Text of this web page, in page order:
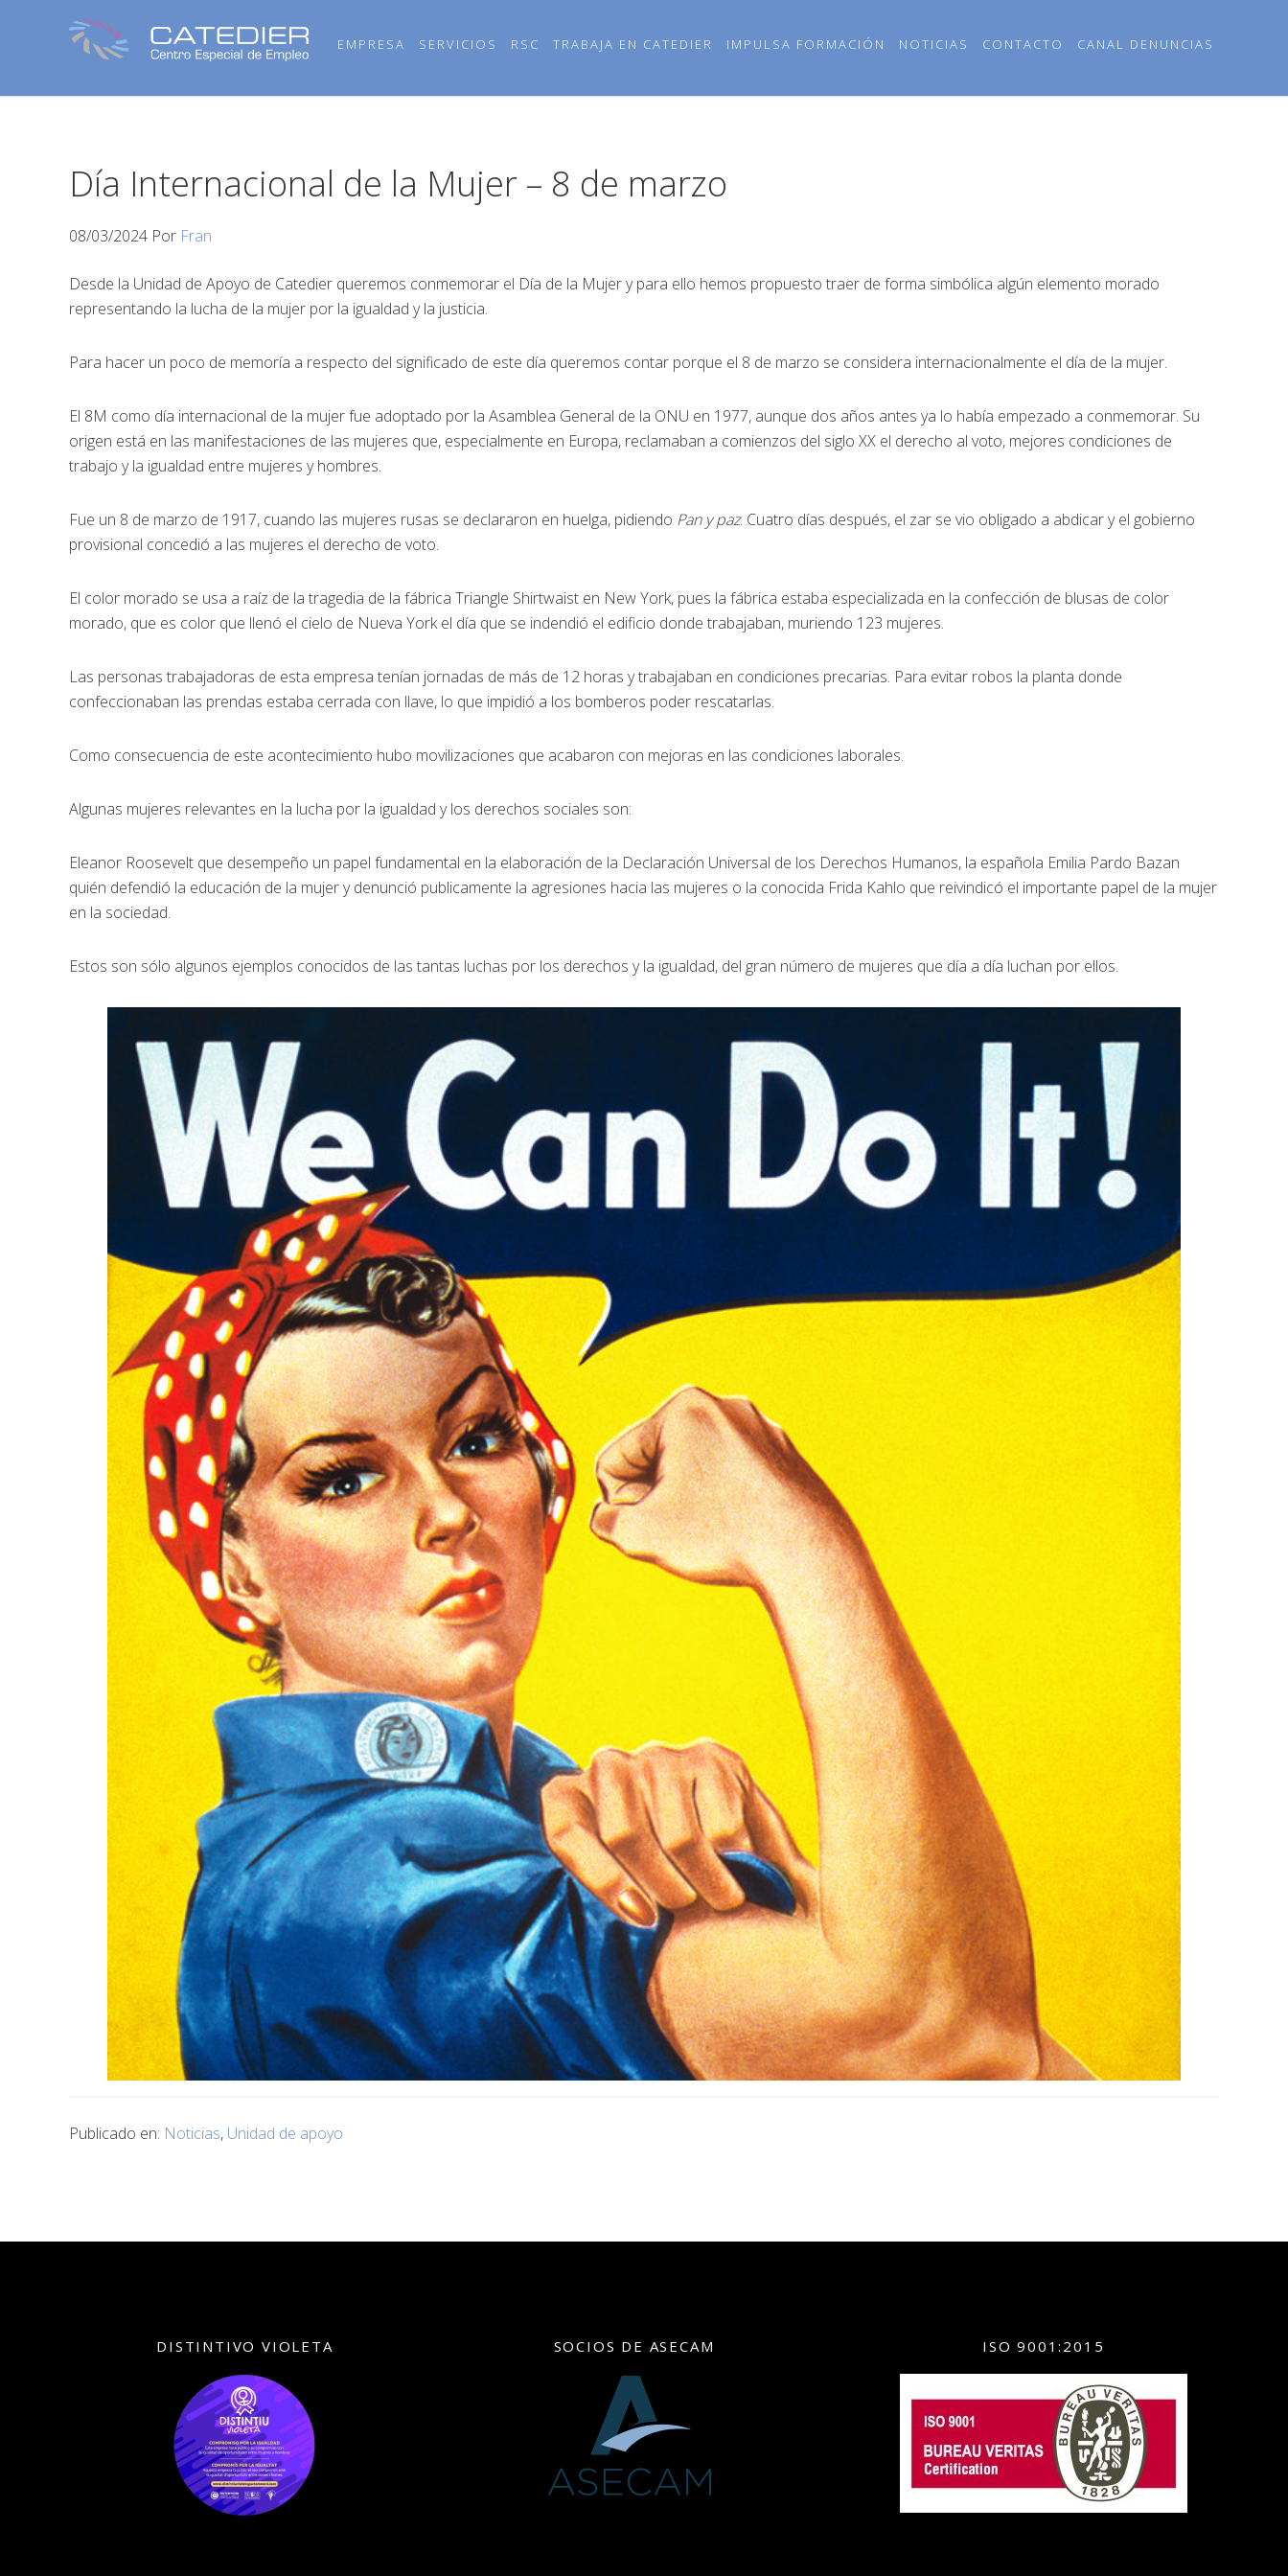
EMPRESA SERVICIOS RSC TRABAJA EN CATEDIER IMPULSA FORMACIÓN NOTICIAS CONTACTO CANAL DENUNCIAS
Día Internacional de la Mujer – 8 de marzo
08/03/2024 Por Fran
Desde la Unidad de Apoyo de Catedier queremos conmemorar el Día de la Mujer y para ello hemos propuesto traer de forma simbólica algún elemento morado
representando la lucha de la mujer por la igualdad y la justicia.
Para hacer un poco de memoría a respecto del significado de este día queremos contar porque el 8 de marzo se considera internacionalmente el día de la mujer.
El 8M como día internacional de la mujer fue adoptado por la Asamblea General de la ONU en 1977, aunque dos años antes ya lo había empezado a conmemorar. Su
origen está en las manifestaciones de las mujeres que, especialmente en Europa, reclamaban a comienzos del siglo XX el derecho al voto, mejores condiciones de
trabajo y la igualdad entre mujeres y hombres.
Fue un 8 de marzo de 1917, cuando las mujeres rusas se declararon en huelga, pidiendo Pan y paz. Cuatro días después, el zar se vio obligado a abdicar y el gobierno
provisional concedió a las mujeres el derecho de voto.
El color morado se usa a raíz de la tragedia de la fábrica Triangle Shirtwaist en New York, pues la fábrica estaba especializada en la confección de blusas de color
morado, que es color que llenó el cielo de Nueva York el día que se indendió el edificio donde trabajaban, muriendo 123 mujeres.
Las personas trabajadoras de esta empresa tenían jornadas de más de 12 horas y trabajaban en condiciones precarias. Para evitar robos la planta donde
confeccionaban las prendas estaba cerrada con llave, lo que impidió a los bomberos poder rescatarlas.
Como consecuencia de este acontecimiento hubo movilizaciones que acabaron con mejoras en las condiciones laborales.
Algunas mujeres relevantes en la lucha por la igualdad y los derechos sociales son:
Eleanor Roosevelt que desempeño un papel fundamental en la elaboración de la Declaración Universal de los Derechos Humanos, la española Emilia Pardo Bazan
quién defendió la educación de la mujer y denunció publicamente la agresiones hacia las mujeres o la conocida Frida Kahlo que reivindicó el importante papel de la mujer
en la sociedad.
Estos son sólo algunos ejemplos conocidos de las tantas luchas por los derechos y la igualdad, del gran número de mujeres que día a día luchan por ellos.
Publicado en: Noticias, Unidad de apoyo
DISTINTIVO VIOLETA SOCIOS DE ASECAM ISO 9001:2015